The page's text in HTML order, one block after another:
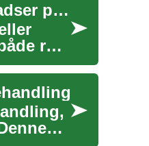
Ruteplanlægning og parkering: finde egnede pladser på internationale rejser
rute